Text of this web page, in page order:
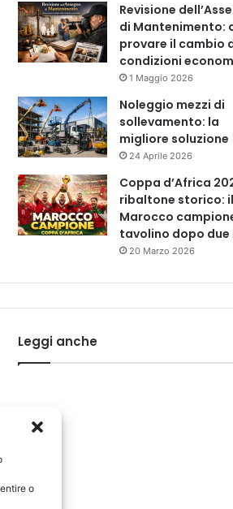
o
Revisione
di Mantenimento:
provare il cambio
condizioni
1 Maggio 2026
Noleggio mezzi di
sollevamento: la
migliore soluzione
24 Aprile 2026
Coppa d’Africa
ribaltone storico: il
Marocco
tavolino dopo due
20 Marzo 2026
Leggi anche